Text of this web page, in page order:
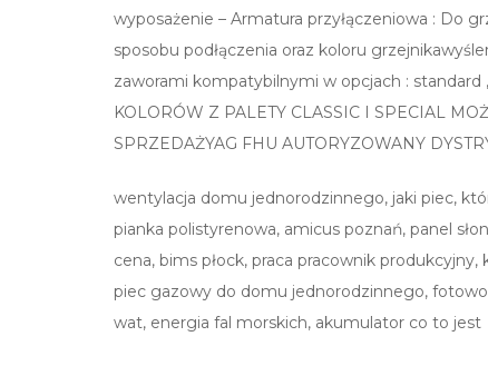
wyposażenie – Armatura przyłączeniowa : Do
sposobu podłączenia oraz koloru
zaworami kompatybilnymi w opcjach : standard
KOLORÓW Z PALETY CLASSIC I SPECIAL
SPRZEDAŻYAG FHU AUTORYZOWANY
wentylacja domu jednorodzinnego, jaki piec,
pianka polistyrenowa, amicus poznań, panel
cena, bims płock, praca pracownik
piec gazowy do domu jednorodzinnego,
wat, energia fal morskich, akumulator co to jest